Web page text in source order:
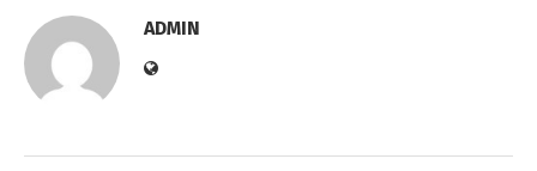
ADMIN